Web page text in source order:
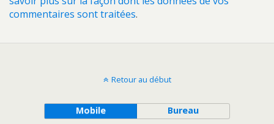
commentaires sont traitées.
Retour au début
Mobile Bureau